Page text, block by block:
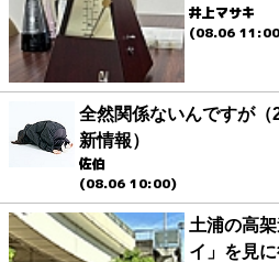
井上マサキ
(08.06
全然関係ないんですが
新情報）
佐伯
(08.06 10:00)
土浦の高
イ」を見に